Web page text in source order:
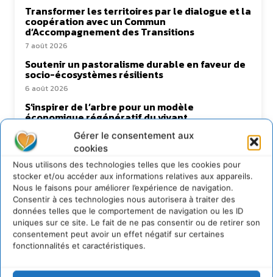
Gérer le consentement aux
cookies
Nous utilisons des technologies telles que les cookies pour
stocker et/ou accéder aux informations relatives aux appareils.
Nous le faisons pour améliorer l’expérience de navigation.
Consentir à ces technologies nous autorisera à traiter des
données telles que le comportement de navigation ou les ID
uniques sur ce site. Le fait de ne pas consentir ou de retirer son
consentement peut avoir un effet négatif sur certaines
fonctionnalités et caractéristiques.
Transformer les territoires par le dialogue et la
coopération avec un Commun
d’Accompagnement des Transitions
7 août 2026
Soutenir un pastoralisme durable en faveur de
socio-écosystèmes résilients
6 août 2026
S’inspirer de l’arbre pour un modèle
économique régénératif du vivant …
5 août 2026
IPBES : le « GIEC de la biodiversité » appelle les
entreprises à devenir des alliées du vivant
4 août 2026
Newsletter